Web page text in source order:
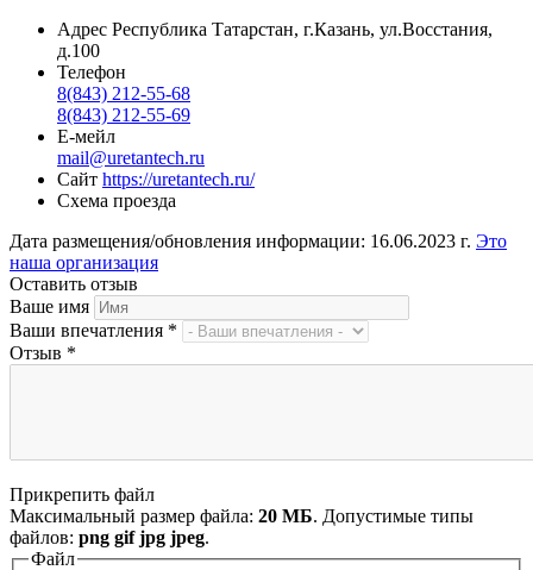
Адрес Республика Татарстан, г.Казань, ул.Восстания,
д.100
Телефон
8(843) 212-55-68
8(843) 212-55-69
Е-мейл
mail@uretantech.ru
Сайт https://uretantech.ru/
Схема проезда
Дата размещения/обновления информации: 16.06.2023 г. Это
наша организация
Оставить отзыв
Ваше имя
Ваши впечатления *
Отзыв *
Прикрепить файл
Максимальный размер файла: 20 МБ. Допустимые типы
файлов: png gif jpg jpeg.
Файл